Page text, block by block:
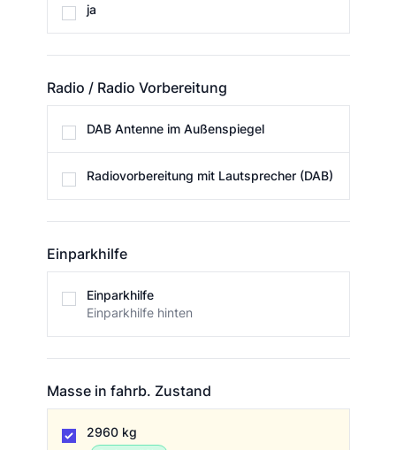
ja
Radio / Radio Vorbereitung
DAB Antenne im Außenspiegel
Radiovorbereitung mit Lautsprecher (DAB)
Einparkhilfe
Einparkhilfe
Einparkhilfe hinten
Masse in fahrb. Zustand
2960 kg